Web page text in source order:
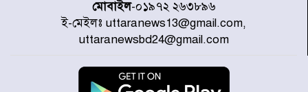
ইনফান্তিনোকে নরওয়ে ফুটবল প্রধানের
আল্টিমেটাম
মোবাইল-০১৯৭২ ২৬৩৮৯৬
ই-মেইলঃ uttaranews13@gmail.com,
uttaranewsbd24@gmail.com